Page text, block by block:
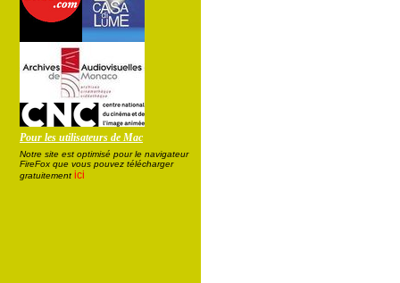
Pour les utilisateurs de Mac
Notre site est optimisé pour le navigateur
FireFox que vous pouvez télécharger
gratuitement ici